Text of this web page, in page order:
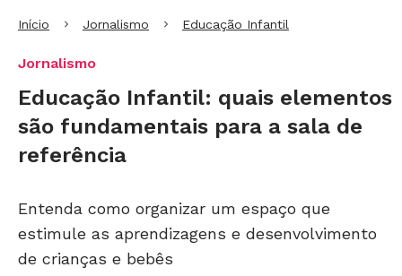
Início Jornalismo Educação Infantil
Jornalismo
Educação Infantil: quais elementos
são fundamentais para a sala de
referência
Entenda como organizar um espaço que
estimule as aprendizagens e desenvolvimento
de crianças e bebês